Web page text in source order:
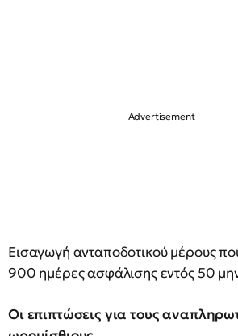
Εισαγωγή ανταποδοτικού μέρους
900 ημέρες ασφάλισης εντός 50
Οι επιπτώσεις για τους